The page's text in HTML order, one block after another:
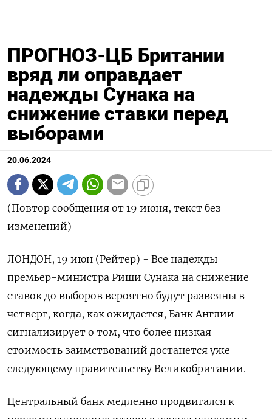
ПРОГНОЗ-ЦБ Британии
вряд ли оправдает
надежды Сунака на
снижение ставки перед
выборами
20.06.2024
(Повтор сообщения от 19 июня, текст без
изменений)
ЛОНДОН, 19 июн (Рейтер) - Все надежды
премьер-министра Риши Сунака на снижение
ставок до выборов вероятно будут развеяны в
четверг, когда, как ожидается, Банк Англии
сигнализирует о том, что более низкая
стоимость заимствований достанется уже
следующему правительству Великобритании.
Центральный банк медленно продвигался к